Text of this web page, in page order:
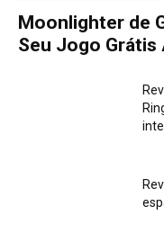
Moonlighter de
Seu Jogo Grátis